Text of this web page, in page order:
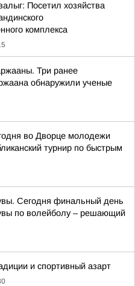
Посетил хозяйства
комплекса
Три ранее
обнаружили ученые
во Дворце молодежи
турнир по быстрым
Сегодня финальный день
по волейболу – решающий
и спортивный азарт